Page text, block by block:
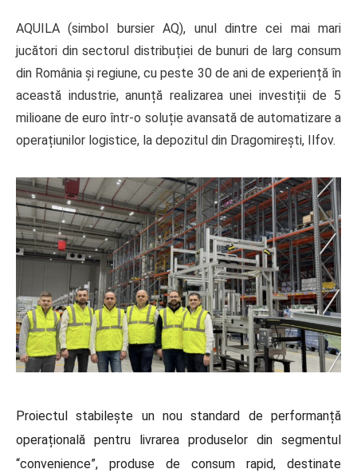
AQUILA (simbol bursier AQ), unul dintre cei mai mari
jucători din sectorul distribuției de bunuri de larg consum
din România și regiune, cu peste 30 de ani de experiență în
această industrie, anunță realizarea unei investiții de 5
milioane de euro într-o soluție avansată de automatizare a
operațiunilor logistice, la depozitul din Dragomirești, Ilfov.
Proiectul stabilește un nou standard de performanță
operațională pentru livrarea produselor din segmentul
“convenience”, produse de consum rapid, destinate